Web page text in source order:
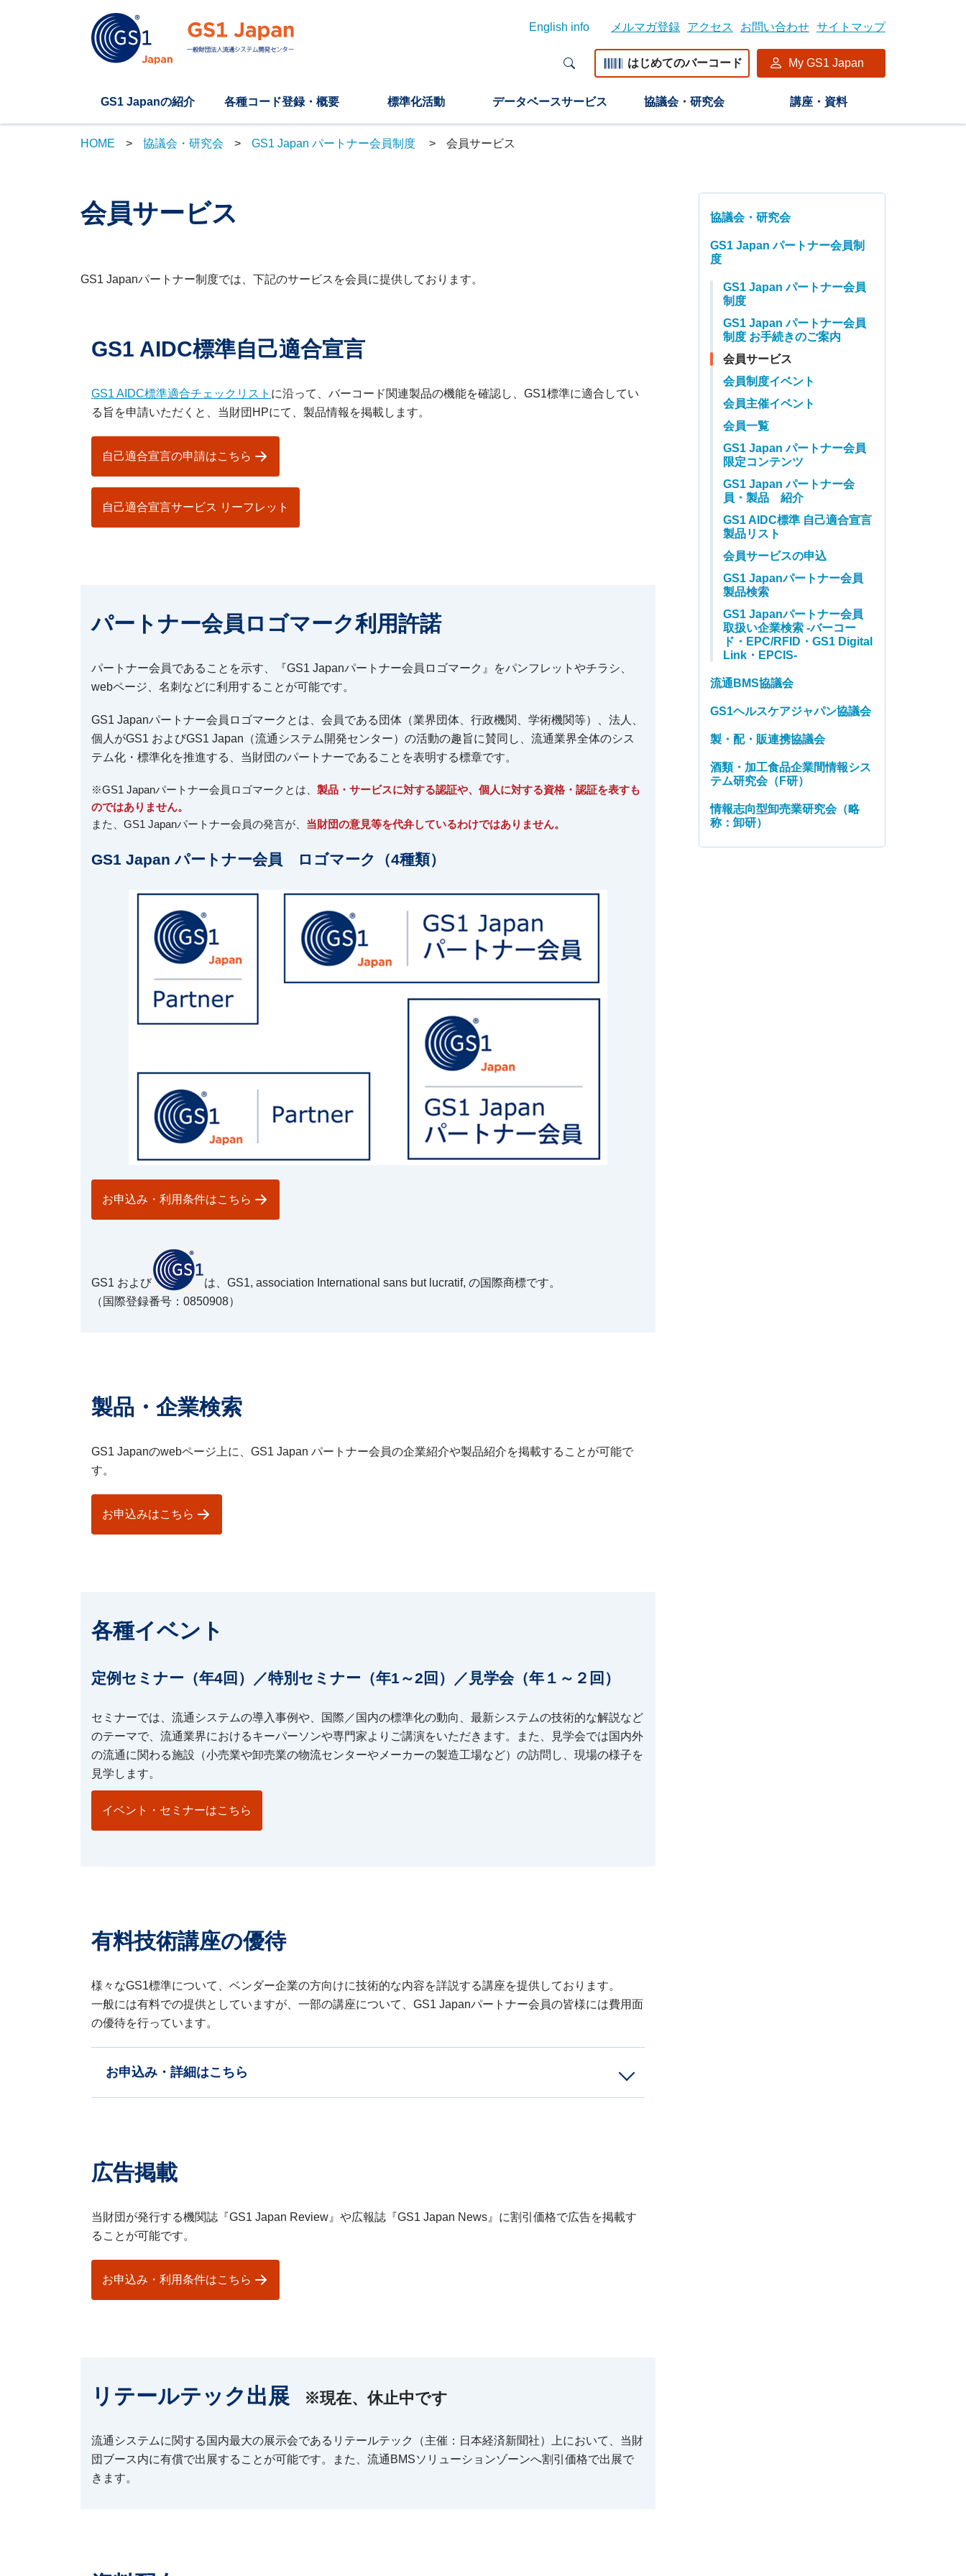
English info メルマガ登録 アクセス お問い合わせ サイトマップ
はじめてのバーコード My GS1 Japan
GS1 Japanの紹介 各種コード登録・概要 標準化活動 データベースサービス 協議会・研究会 講座・資料
HOME 協議会・研究会 GS1 Japan パートナー会員制度 会員サービス
会員サービス
GS1 Japanパートナー制度では、下記のサービスを会員に提供しております。
GS1 AIDC標準自己適合宣言
GS1 AIDC標準適合チェックリスト に沿って、バーコード関連製品の機能を確認し、GS1標準に適合してい
る旨を申請いただくと、当財団HPにて、製品情報を掲載します。
自己適合宣言の申請はこちら
自己適合宣言サービス リーフレット
パートナー会員ロゴマーク利用許諾
パートナー会員であることを示す、『GS1 Japanパートナー会員ロゴマーク』をパンフレットやチラシ、
webページ、名刺などに利用することが可能です。
GS1 Japanパートナー会員ロゴマークとは、会員である団体（業界団体、行政機関、学術機関等）、法人、
個人がGS1 およびGS1 Japan（流通システム開発センター）の活動の趣旨に賛同し、流通業界全体のシス
テム化・標準化を推進する、当財団のパートナーであることを表明する標章です。
※GS1 Japanパートナー会員ロゴマークとは、 製品・サービスに対する認証や、個人に対する資格・認証を表すも
のではありません。
また、GS1 Japanパートナー会員の発言が、 当財団の意見等を代弁しているわけではありません。
GS1 Japan パートナー会員 ロゴマーク（4種類）
お申込み・利用条件はこちら
GS1 および
は、GS1, association International sans but lucratif, の国際商標です。
（国際登録番号：0850908）
製品・企業検索
GS1 Japanのwebページ上に、GS1 Japan パートナー会員の企業紹介や製品紹介を掲載することが可能で
す。
お申込みはこちら
各種イベント
定例セミナー（年4回）／特別セミナー（年1～2回）／見学会（年１～２回）
セミナーでは、流通システムの導入事例や、国際／国内の標準化の動向、最新システムの技術的な解説など
のテーマで、流通業界におけるキーパーソンや専門家よりご講演をいただきます。また、見学会では国内外
の流通に関わる施設（小売業や卸売業の物流センターやメーカーの製造工場など）の訪問し、現場の様子を
見学します。
イベント・セミナーはこちら
有料技術講座の優待
様々なGS1標準について、ベンダー企業の方向けに技術的な内容を詳説する講座を提供しております。
一般には有料での提供としていますが、一部の講座について、GS1 Japanパートナー会員の皆様には費用面
の優待を行っています。
お申込み・詳細はこちら
広告掲載
当財団が発行する機関誌『GS1 Japan Review』や広報誌『GS1 Japan News』に割引価格で広告を掲載す
ることが可能です。
お申込み・利用条件はこちら
リテールテック出展 ※現在、休止中です
流通システムに関する国内最大の展示会であるリテールテック（主催：日本経済新聞社）上において、当財
団ブース内に有償で出展することが可能です。また、流通BMSソリューションゾーンへ割引価格で出展で
きます。
協議会・研究会
GS1 Japan パートナー会員制
度
GS1 Japan パートナー会員
制度
GS1 Japan パートナー会員
制度 お手続きのご案内
会員サービス
会員制度イベント
会員主催イベント
会員一覧
GS1 Japan パートナー会員
限定コンテンツ
GS1 Japan パートナー会
員・製品 紹介
GS1 AIDC標準 自己適合宣言
製品リスト
会員サービスの申込
GS1 Japanパートナー会員
製品検索
GS1 Japanパートナー会員
取扱い企業検索 -バーコー
ド・EPC/RFID・GS1 Digital
Link・EPCIS-
流通BMS協議会
GS1ヘルスケアジャパン協議会
製・配・販連携協議会
酒類・加工食品企業間情報シス
テム研究会（F研）
情報志向型卸売業研究会（略
称：卸研）